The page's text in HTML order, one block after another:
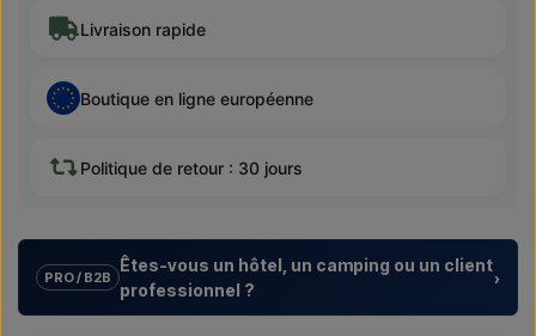
Livraison rapide
Boutique en ligne européenne
Politique de retour : 30 jours
PRO / B2B
Êtes-vous un hôtel, un camping ou un client
professionnel ?
›